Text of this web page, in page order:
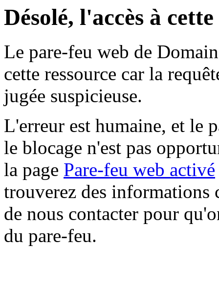
Désolé, l'accès à
Le pare-feu web de
cette ressource car la
jugée suspicieuse.
L'erreur est humaine, et le
le blocage n'est pas
la page Pare-feu web activé
trouverez des informations
de nous contacter pour
du pare-feu.